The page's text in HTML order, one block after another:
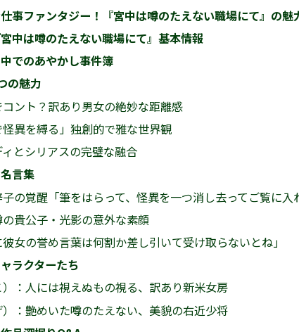
事ファンタジー！『宮中は噂のたえない職場にて』の魅
中は噂のたえない職場にて』基本情報
でのあやかし事件簿
の魅力
ント？訳あり男女の絶妙な距離感
異を縛る」独創的で雅な世界観
とシリアスの完璧な融合
言集
の覚醒「筆をはらって、怪異を一つ消し去ってご覧に入
貴公子・光影の意外な素顔
女の誉め言葉は何割か差し引いて受け取らないとね」
ラクターたち
：人には視えぬもの視る、訳あり新米女房
：艶めいた噂のたえない、美貌の右近少将